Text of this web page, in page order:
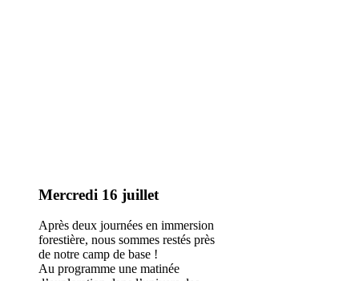
Mercredi 16 juillet
Après deux journées en immersion
forestière, nous sommes restés près
de notre camp de base !
Au programme une matinée